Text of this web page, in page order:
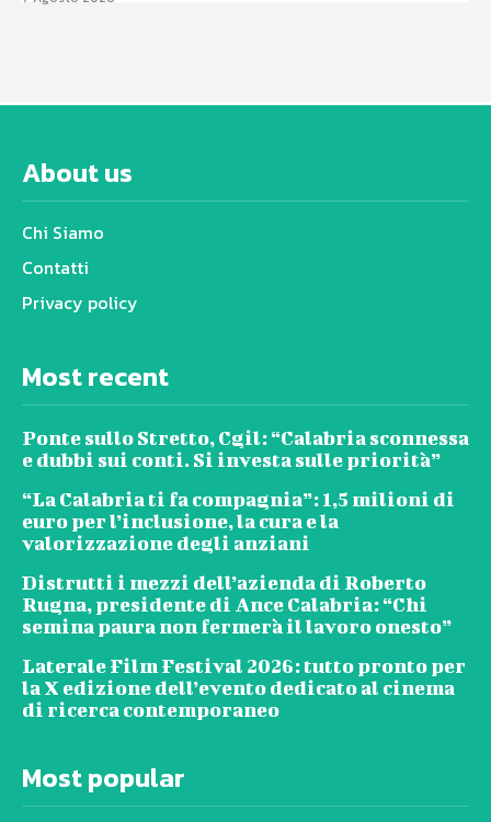
About us
Chi Siamo
Contatti
Privacy policy
Most recent
Ponte sullo Stretto, Cgil: “Calabria sconnessa
e dubbi sui conti. Si investa sulle priorità”
“La Calabria ti fa compagnia”: 1,5 milioni di
euro per l’inclusione, la cura e la
valorizzazione degli anziani
Distrutti i mezzi dell’azienda di Roberto
Rugna, presidente di Ance Calabria: “Chi
semina paura non fermerà il lavoro onesto”
Laterale Film Festival 2026: tutto pronto per
la X edizione dell’evento dedicato al cinema
di ricerca contemporaneo
Most popular